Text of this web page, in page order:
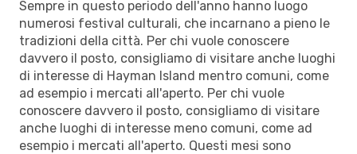
Sempre in questo periodo dell'anno hanno luogo
numerosi festival culturali, che incarnano a pieno le
tradizioni della città. Per chi vuole conoscere
davvero il posto, consigliamo di visitare anche luoghi
di interesse di Hayman Island mentro comuni, come
ad esempio i mercati all'aperto. Per chi vuole
conoscere davvero il posto, consigliamo di visitare
anche luoghi di interesse meno comuni, come ad
esempio i mercati all'aperto. Questi mesi sono